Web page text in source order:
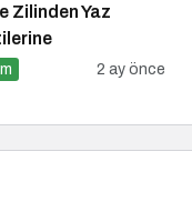
Zilinden Yaz
2 ay önce